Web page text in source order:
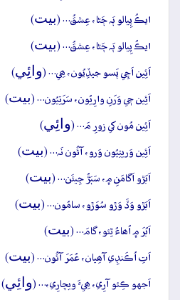
ايڪُ پِيالو ٻَہ ڄَڻا، عِشقُ… (بيت)
ايڪُ پِيالو ٻَہ ڄَڻا، عِشقُ… (بيت)
اَئِين اَچِي پَسو جيڏِيُون، ھِي… (وائِي)
اَئِين جٖي وَرَنِ وارِيُون، سَرَتِيُون… (بيت)
اَئِين مُون کي زورِ مَ… (وائِي)
اَئِين وَريتِيُون وَرو، آئُون نَہ… (بيت)
اَبَڙو اَگامَنِ ۾، سَٻَڙُ جِيئَن… (بيت)
اَبَڙو وَڏَ وَڙو سُوَڙو، سامُون… (بيت)
اَبُرَ ۾ اُھاءُ ٿِئو، گامَ… (بيت)
اَتِ اُڪَنڊِي آھِيان، عُمَرَ آئُون… (بيت)
اَجهو ڪِئو آرِي، ھِيءَ ويچارِي،… (وائِي)